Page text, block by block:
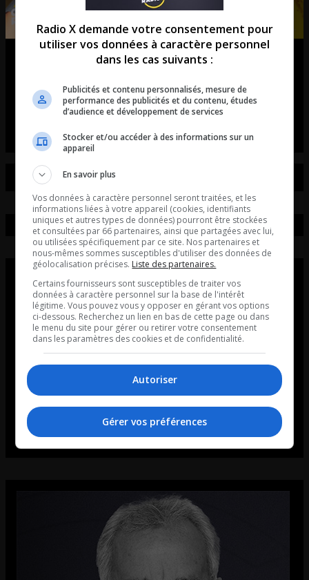
Julie Poirier: Est-ce qu’il y a une
recrudescence des ITSS?
La chronique de Julie Poirier.
Radio X demande votre consentement pour
utiliser vos données à caractère personnel
dans les cas suivants :
Publicités et contenu personnalisés, mesure de
performance des publicités et du contenu, études
d’audience et développement de services
Stocker et/ou accéder à des informations sur un
appareil
En savoir plus
Vos données à caractère personnel seront traitées, et les
informations liées à votre appareil (cookies, identifiants
uniques et autres types de données) pourront être stockées
et consultées par 66 partenaires, ainsi que partagées avec lui,
ou utilisées spécifiquement par ce site. Nos partenaires et
nous-mêmes sommes susceptibles d'utiliser des données de
géolocalisation précises. Liste des partenaires.
Certains fournisseurs sont susceptibles de traiter vos
données à caractère personnel sur la base de l'intérêt
légitime. Vous pouvez vous y opposer en gérant vos options
ci-dessous. Recherchez un lien en bas de cette page ou dans
le menu du site pour gérer ou retirer votre consentement
dans les paramètres des cookies et de confidentialité.
Autoriser
Gérer vos préférences